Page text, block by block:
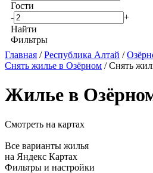
Гости
-
+
Найти
Фильтры
Главная /Республика Алтай /
Снять жилье в Озёрном / Снять
Жилье в
Смотреть на картах
Все варианты жилья
на Яндекс Картах
Фильтры и настройки